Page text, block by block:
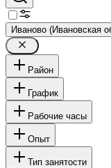
Иваново (Ивановская
Район
График
Рабочие часы
Опыт
Тип занятости